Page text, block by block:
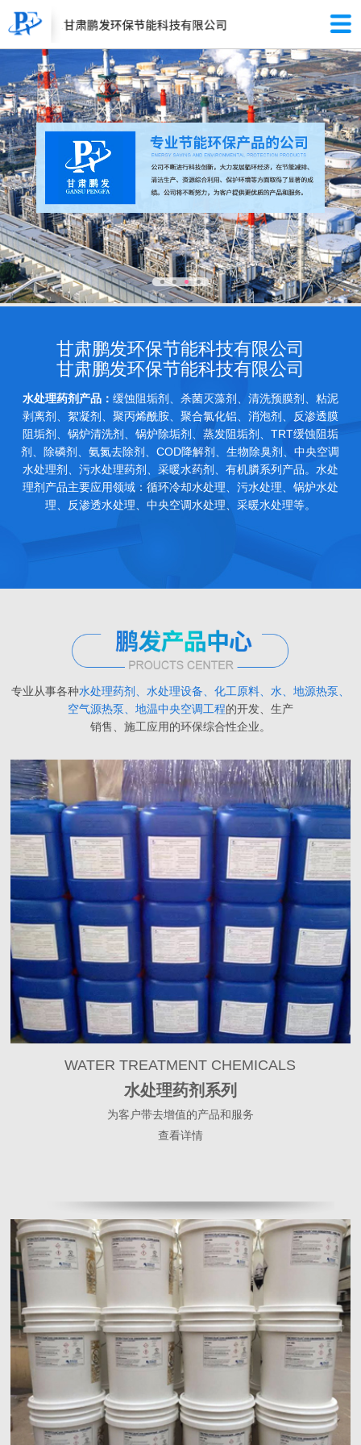
甘肃鹏发环保节能科技有限公司
甘肃鹏发环保节能科技有限公司
水处理药剂产品： 缓蚀阻垢剂、杀菌灭藻剂、清洗预膜剂、粘泥
剥离剂、絮凝剂、聚丙烯酰胺、聚合氯化铝、消泡剂、反渗透膜
阻垢剂、锅炉清洗剂、锅炉除垢剂、蒸发阻垢剂、TRT缓蚀阻垢
剂、除磷剂、氨氮去除剂、COD降解剂、生物除臭剂、中央空调
水处理剂、污水处理药剂、采暖水药剂、有机膦系列产品。水处
理剂产品主要应用领域：循环冷却水处理、污水处理、锅炉水处
理、反渗透水处理、中央空调水处理、采暖水处理等。
专业从事各种水处理药剂、水处理设备、化工原料、水、地源热泵、
空气源热泵、地温中央空调工程的开发、生产
销售、施工应用的环保综合性企业。
WATER TREATMENT CHEMICALS
水处理药剂系列
为客户带去增值的产品和服务
查看详情